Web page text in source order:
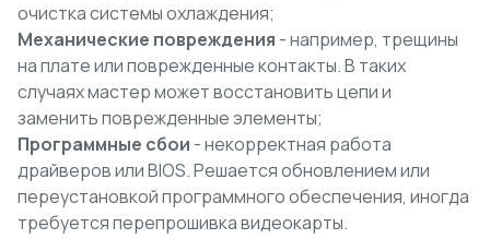
очистка системы охлаждения;
Механические повреждения - например, трещины
на плате или поврежденные контакты. В таких
случаях мастер может восстановить цепи и
заменить поврежденные элементы;
Программные сбои - некорректная работа
драйверов или BIOS. Решается обновлением или
переустановкой программного обеспечения, иногда
требуется перепрошивка видеокарты.